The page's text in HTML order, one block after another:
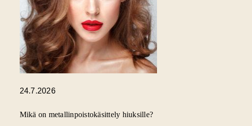
24.7.2026
Mikä on metallinpoistokäsittely hiuksille?